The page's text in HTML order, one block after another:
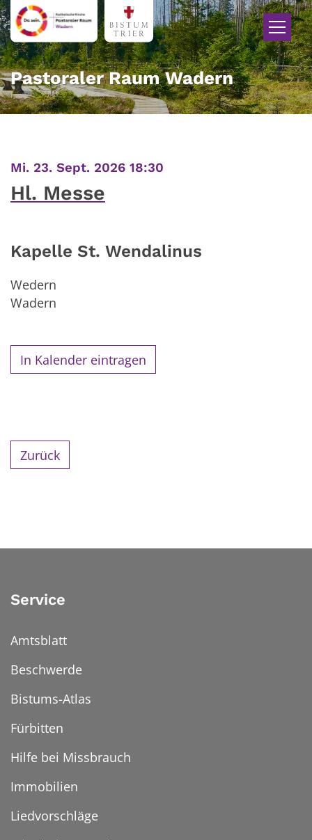
Zum Inhalt springen
Pastoraler Raum Wadern
Mi. 23. Sept. 2026 18:30
Hl. Messe
Kapelle St. Wendalinus
Wedern
Wadern
In Kalender eintragen
Zurück
Service
Amtsblatt
Beschwerde
Bistums-Atlas
Fürbitten
Hilfe bei Missbrauch
Immobilien
Liedvorschläge